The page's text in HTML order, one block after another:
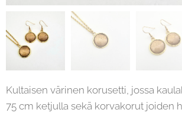
Kultaisen värinen korusetti, jossa
75 cm ketjulla sekä korvakorut joiden